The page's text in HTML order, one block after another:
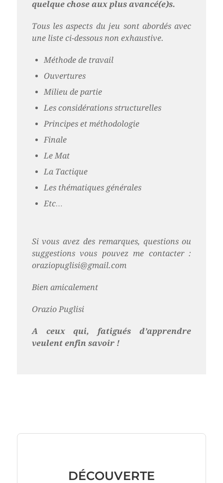
quelque chose aux plus avancé(e)s.
Tous les aspects du jeu sont abordés avec
une liste ci-dessous non exhaustive.
Méthode de travail
Ouvertures
Milieu de partie
Les considérations structurelles
Principes et méthodologie
Finale
Le Mat
La Tactique
Les thématiques générales
Etc…
Si vous avez des remarques, questions ou
suggestions vous pouvez me contacter :
oraziopuglisi@gmail.com
Bien amicalement
Orazio Puglisi
A ceux qui, fatigués d’apprendre
veulent enfin savoir !
DÉCOUVERTE